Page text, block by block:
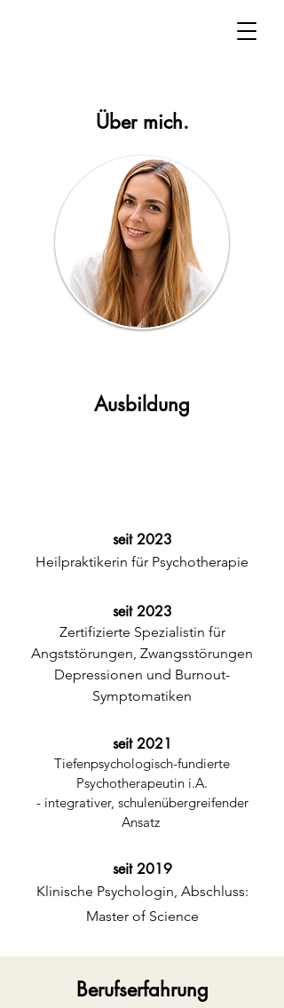
Über mich.
Ausbildung
seit 2023
Heilpraktikerin für Psychotherapie
seit 2023
Zertifizierte Spezialistin für
Angststörungen, Zwangsstörungen
Depressionen und Burnout-
Symptomatiken
seit 2021
Tiefenpsychologisch-fundierte
Psychotherapeutin i.A.
- integrativer, schulenübergreifender
Ansatz
seit 2019
Klinische Psychologin, Abschluss:
Master of Science
Berufserfahrung